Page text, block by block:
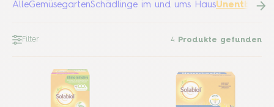
AlleGemüsegartenSchädlinge im und ums Haus
Filter 4 Produkte gefunden